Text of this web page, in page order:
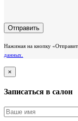
Нажимая на кнопку
данных.
×
Записаться в салон